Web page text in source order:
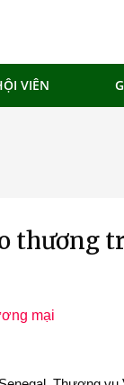
VIÊN
thương
mại